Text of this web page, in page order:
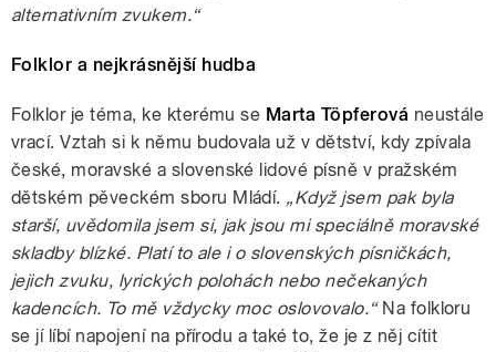
alternativním zvukem.“
Folklor a nejkrásnější hudba
Folklor je téma, ke kterému se Marta Töpferová neustále
vrací. Vztah si k němu budovala už v dětství, kdy zpívala
české, moravské a slovenské lidové písně v pražském
dětském pěveckém sboru Mládí. „Když jsem pak byla
starší, uvědomila jsem si, jak jsou mi speciálně moravské
skladby blízké. Platí to ale i o slovenských písničkách,
jejich zvuku, lyrických polohách nebo nečekaných
kadencích. To mě vždycky moc oslovovalo.“Na folkloru
se jí líbí napojení na přírodu a také to, že je z něj cítit